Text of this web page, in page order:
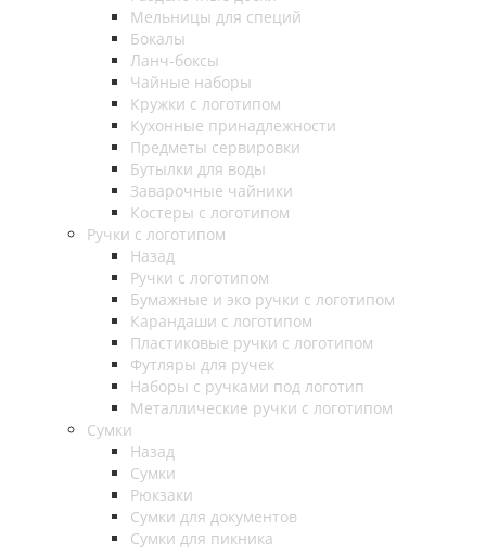
Мельницы для специй
Бокалы
Ланч-боксы
Чайные наборы
Кружки с логотипом
Кухонные принадлежности
Предметы сервировки
Бутылки для воды
Заварочные чайники
Костеры с логотипом
Ручки с логотипом
Назад
Ручки с логотипом
Бумажные и эко ручки с логотипом
Карандаши с логотипом
Пластиковые ручки с логотипом
Футляры для ручек
Наборы с ручками под логотип
Металлические ручки с логотипом
Сумки
Назад
Сумки
Рюкзаки
Сумки для документов
Сумки для пикника